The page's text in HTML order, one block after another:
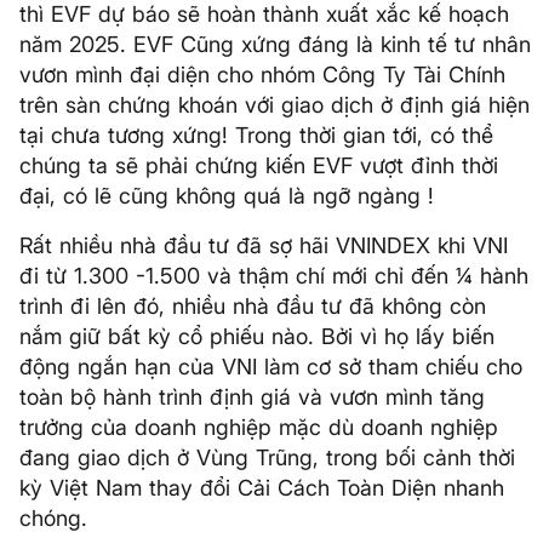
thì EVF dự báo sẽ hoàn thành xuất xắc kế hoạch
năm 2025. EVF Cũng xứng đáng là kinh tế tư nhân
vươn mình đại diện cho nhóm Công Ty Tài Chính
trên sàn chứng khoán với giao dịch ở định giá hiện
tại chưa tương xứng! Trong thời gian tới, có thể
chúng ta sẽ phải chứng kiến EVF vượt đỉnh thời
đại, có lẽ cũng không quá là ngỡ ngàng !
Rất nhiều nhà đầu tư đã sợ hãi VNINDEX khi VNI
đi từ 1.300 -1.500 và thậm chí mới chỉ đến ¼ hành
trình đi lên đó, nhiều nhà đầu tư đã không còn
nắm giữ bất kỳ cổ phiếu nào. Bởi vì họ lấy biến
động ngắn hạn của VNI làm cơ sở tham chiếu cho
toàn bộ hành trình định giá và vươn mình tăng
trưởng của doanh nghiệp mặc dù doanh nghiệp
đang giao dịch ở Vùng Trũng, trong bối cảnh thời
kỳ Việt Nam thay đổi Cải Cách Toàn Diện nhanh
chóng.